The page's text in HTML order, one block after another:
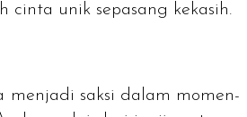
cinta unik sepasang kekasih.
menjadi saksi dalam momen-